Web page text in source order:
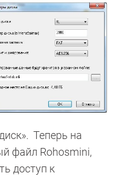
Теперь на
файл Rohosmini,
доступ к